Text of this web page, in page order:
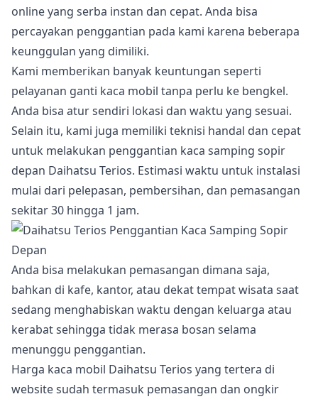
online yang serba instan dan cepat. Anda bisa
percayakan penggantian pada kami karena beberapa
keunggulan yang dimiliki.
Kami memberikan banyak keuntungan seperti
pelayanan ganti kaca mobil tanpa perlu ke bengkel.
Anda bisa atur sendiri lokasi dan waktu yang sesuai.
Selain itu, kami juga memiliki teknisi handal dan cepat
untuk melakukan penggantian kaca samping sopir
depan Daihatsu Terios. Estimasi waktu untuk instalasi
mulai dari pelepasan, pembersihan, dan pemasangan
sekitar 30 hingga 1 jam.
Anda bisa melakukan pemasangan dimana saja,
bahkan di kafe, kantor, atau dekat tempat wisata saat
sedang menghabiskan waktu dengan keluarga atau
kerabat sehingga tidak merasa bosan selama
menunggu penggantian.
Harga kaca mobil Daihatsu Terios yang tertera di
website sudah termasuk pemasangan dan ongkir